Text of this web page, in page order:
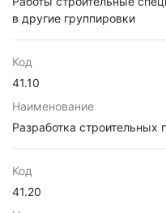
в другие группировки
Код
41.10
Наименование
Разработка строительных
Код
41.20